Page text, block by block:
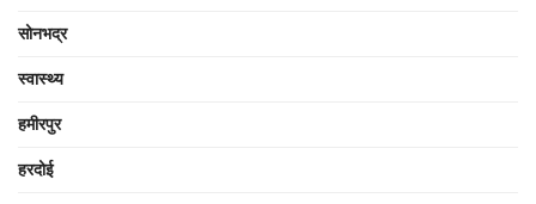
सोनभद्र
स्वास्थ्य
हमीरपुर
हरदोई